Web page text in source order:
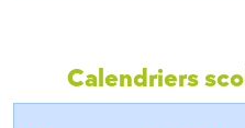
Calendriers